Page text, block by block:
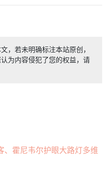
，若未明确标注本站原创，
为内容侵犯了您的权益，请